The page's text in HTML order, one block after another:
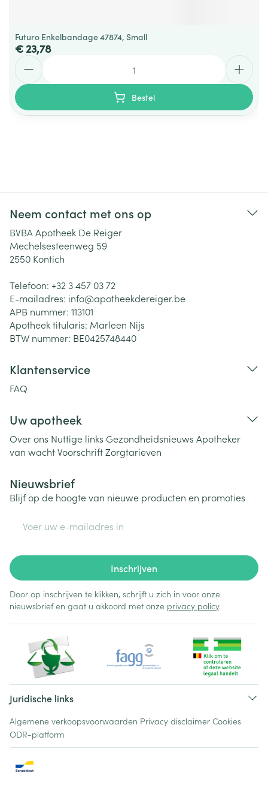
Futuro Enkelbandage 47874, Small
€ 23,78
Bestel
Neem contact met ons op
BVBA Apotheek De Reiger
Mechelsesteenweg 59
2550 Kontich
Telefoon: +32 3 457 03 72
E-mailadres: info@apotheekdereiger.be
APB nummer: 113101
Apotheek titularis: Marleen Nijs
BTW nummer: BE0425748440
Klantenservice
FAQ
Uw apotheek
Over ons Nuttige links Gezondheidsnieuws Apotheker
van wachtVoorschriftZorgtarieven
Nieuwsbrief
Blijf op de hoogte van nieuwe producten en promoties
Inschrijven
Door op inschrijven te klikken, schrijft u zich in voor onze
nieuwsbrief en gaat u akkoord met onze privacy policy.
Juridische links
Algemene verkoopsvoorwaarden Privacy disclaimer Cookies
ODR-platform